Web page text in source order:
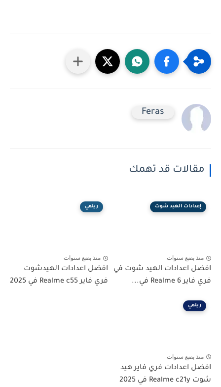
Feras
مقالات قد تهمك
إعدادات الهيد شوت
منذ بضع سنوات
افضل اعدادات الهيد شوت في
فري فاير Realme 6 في...
ريلمي
منذ بضع سنوات
افضل اعدادات الهيدشوت
فري فاير Realme c55 في 2025
ريلمي
منذ بضع سنوات
افضل اعدادات فري فاير هيد
شوت Realme c21y في 2025